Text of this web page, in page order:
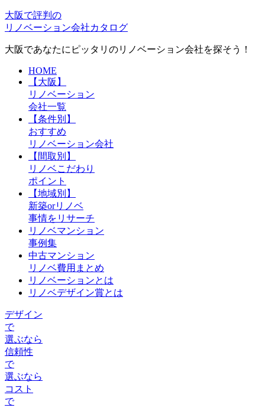
大阪で評判の
リノベーション会社カタロ グ
大阪であなたにピッタリのリノベーション会社を探そう！
HOME
【大阪】
リノベーション
会社一覧
【条件別】
おすすめ
リノベーション会社
【間取別】
リノベこだわり
ポイント
【地域別】
新築orリノベ
事情をリサーチ
リノベマンション
事例集
中古マンション
リノベ費用まとめ
リノベーションとは
リノベデザイン賞とは
デザイン
で
選ぶなら
信頼性
で
選ぶなら
コスト
で